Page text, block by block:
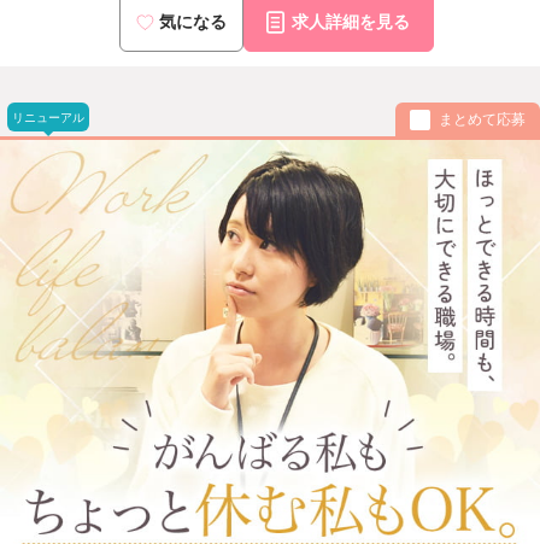
気になる 求人詳細を見る
リニューアル まとめて応募